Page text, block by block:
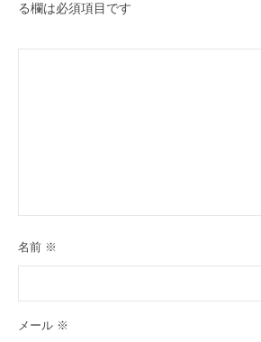
る欄は必須項目です
名前 ※
メール ※